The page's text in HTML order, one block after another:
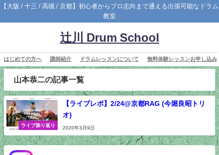
【大阪 / 十三 / 高槻 / 京都】初心者からプロ志向まで通える出張可能なドラム
教室
辻川 Drum School
はじめての方へ 講師紹介 ドラムレッスンについて 無料体験レッスンお申し込み
山本恭二の記事一覧
ライブ振り返り
【ライブレポ】2/24@京都RAG (今堀良昭トリ
オ)
2020年3月9日